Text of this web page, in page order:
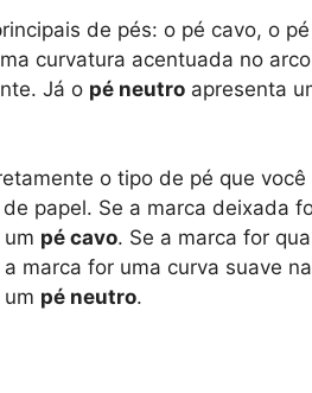
de pés: o pé cavo, o
curvatura acentuada no
Já o pé neutro apresenta
o tipo de pé que
papel. Se a marca deixada
pé cavo. Se a marca for
a marca for uma curva suave
pé neutro.